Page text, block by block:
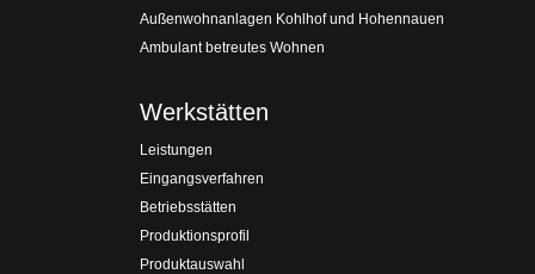
Außenwohnanlagen Kohlhof und Hohennauen
Ambulant betreutes Wohnen
Werkstätten
Leistungen
Eingangsverfahren
Betriebsstätten
Produktionsprofil
Produktauswahl